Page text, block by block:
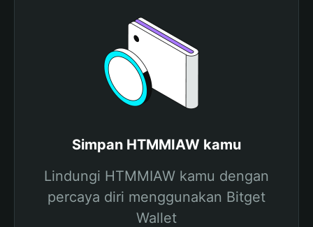
Simpan HTMMIAW kamu
Lindungi HTMMIAW kamu dengan
percaya diri menggunakan Bitget
Wallet